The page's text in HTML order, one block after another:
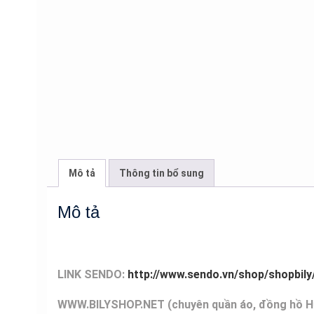
Mô tả Thông tin bổ sung
Mô tả
LINK SENDO: http://www.sendo.vn/shop/
WWW.BILYSHOP.NET (chuyên quần áo, đồng hồ